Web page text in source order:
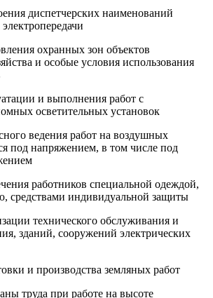
диспетчерских наименований
охранных зон объектов
и особые условия использования
и выполнения работ с
осветительных установок
ведения работ на воздушных
под напряжением, в том числе под
работников специальной одеждой,
средствами индивидуальной защиты
технического обслуживания и
зданий, сооружений электрических
и производства земляных работ
труда при работе на высоте